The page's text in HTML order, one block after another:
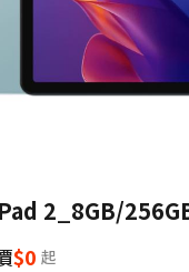
2_8GB/
$0 起